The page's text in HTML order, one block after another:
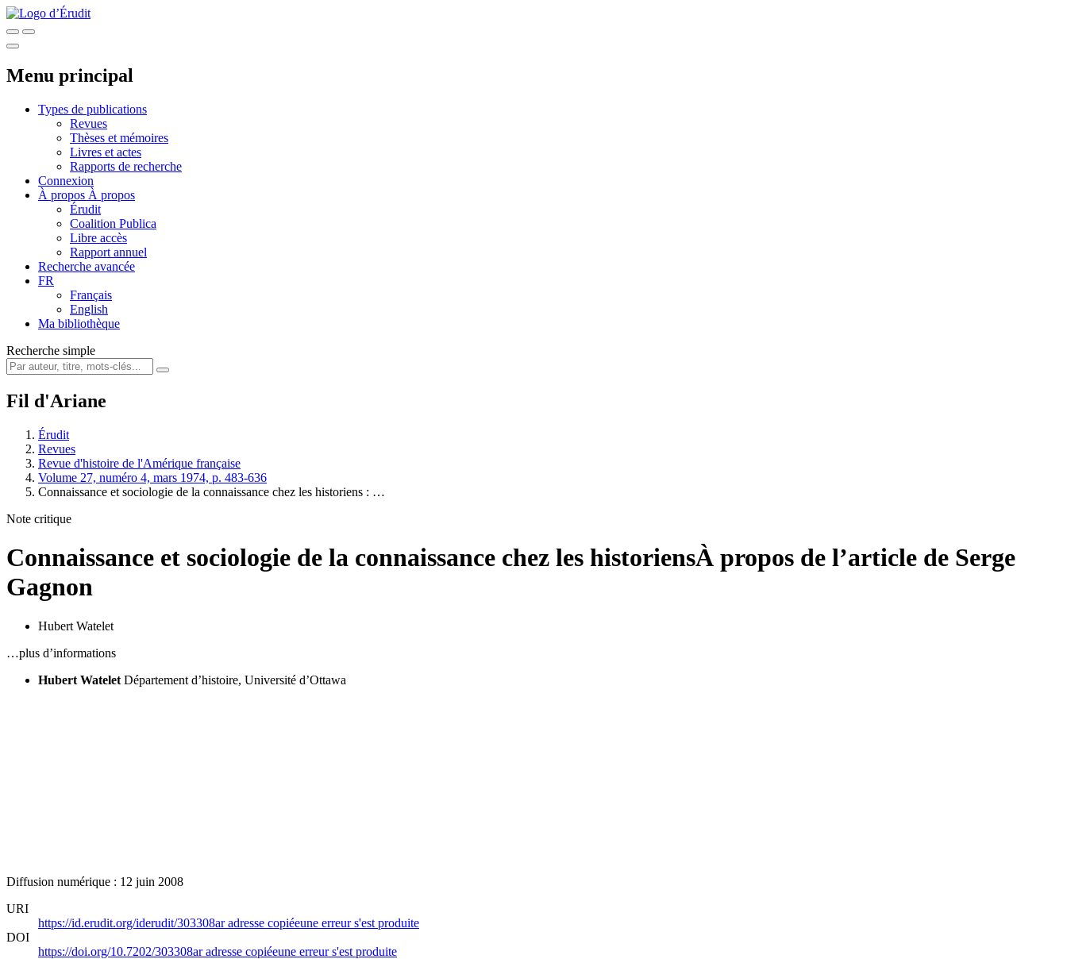
Menu principal
Types de publications
Revues
Thèses et mémoires
Livres et actes
Rapports de recherche
Connexion
À propos À propos
Érudit
Coalition Publica
Libre accès
Rapport annuel
Recherche avancée
FR
Français
English
Ma bibliothèque
Recherche simple
Fil d'Ariane
Érudit
Revues
Revue d'histoire de l'Amérique française
Volume 27, numéro 4, mars 1974, p. 483-636
Connaissance et sociologie de la connaissance chez les historiens : …
Note critique
Connaissance et sociologie de la connaissance chez les historiensÀ propos de l’article de Serge
Gagnon
Hubert Watelet
…plus d’informations
Hubert Watelet Département d’histoire, Université d’Ottawa
Diffusion numérique : 12 juin 2008
URI
https://id.erudit.org/iderudit/303308aradresse copiéeune erreur s'est produite
DOI
https://doi.org/10.7202/303308aradresse copiéeune erreur s'est produite